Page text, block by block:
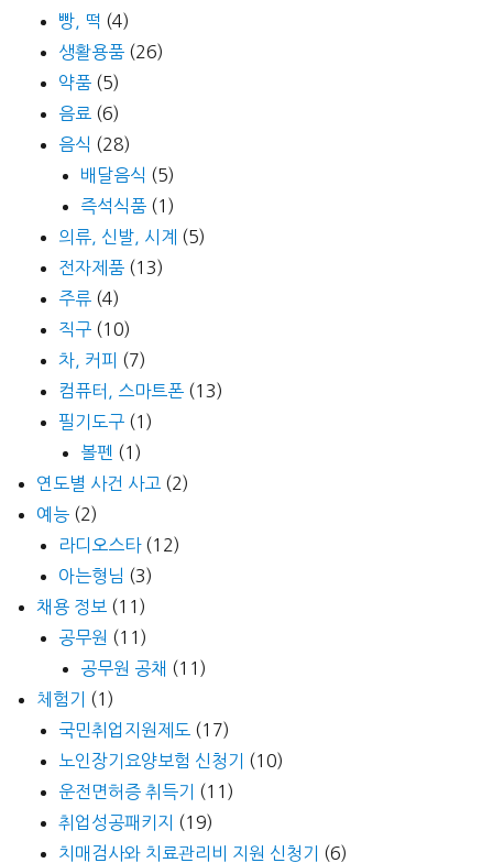
빵, 떡 (4)
생활용품 (26)
약품 (5)
음료 (6)
음식 (28)
배달음식 (5)
즉석식품 (1)
의류, 신발, 시계 (5)
전자제품 (13)
주류 (4)
직구 (10)
차, 커피 (7)
컴퓨터, 스마트폰 (13)
필기도구 (1)
볼펜 (1)
연도별 사건 사고 (2)
예능 (2)
라디오스타(12)
아는형님 (3)
채용 정보 (11)
공무원 (11)
공무원 공채 (11)
체험기
(1)
국민취업지원제도 (17)
노인장기요양보험 신청기
(10)
운전면허증 취득기
(11)
취업성공패키지
(19)
치매검사와 치료관리비 지원 신청기
(6)